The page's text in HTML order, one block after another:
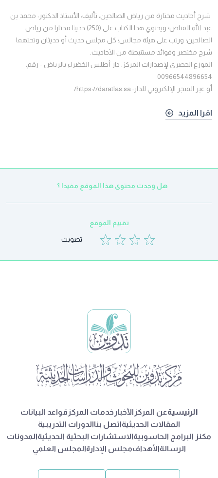
شرح أحاديث مختارة من رياض الصالحين، تأليف: الأستاذ الدكتور: محمد بن
عبد الله القناص؛ ويحتوي هذا الكتاب على (250) حديثا مختارا من رياض
الصالحين؛ ورتب على هيئة مجالس؛ كل مجلس حديث أو حديثان وتحتهما
شرح مختصر وفوائد مستنبطة من الأحاديث.
الموزع الحصري لإصدارات المركز: دار أطلس الخضراء بالرياض - رقم:
00966544896654
أو عبر المتجر الإلكتروني للدار: https://daratlas.sa/
اقرا المزيد
هل وجدت محتوى هذا الموقع مفيدا ؟
تقييم الموقع
تصويت
الرئيسيةعن المركز الأخبار خدمات المركز قواعد البيانات
المقالات الحديثيةاتصل بناالدورات التدريبية
مكنز البرامج الحاسوبيةالاستشارات البحثية الحديثيةالمدونات
الرسالةالأهدافمجلس الإدارةالمجلس العلمي